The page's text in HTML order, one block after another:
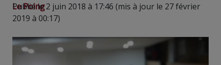
Le Poing
Publié le 2 juin 2018 à 17:46 (mis à jour le 27 février
2019 à 00:17)